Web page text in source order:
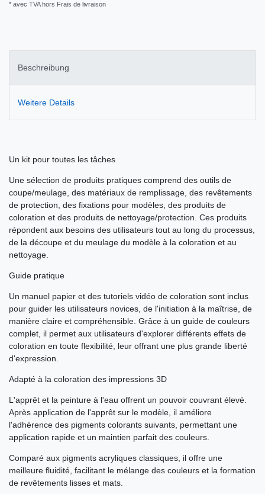
* avec TVA hors Frais de livraison
Beschreibung
Weitere Details
Un kit pour toutes les tâches
Une sélection de produits pratiques comprend des outils de
coupe/meulage, des matériaux de remplissage, des revêtements
de protection, des fixations pour modèles, des produits de
coloration et des produits de nettoyage/protection. Ces produits
répondent aux besoins des utilisateurs tout au long du processus,
de la découpe et du meulage du modèle à la coloration et au
nettoyage.
Guide pratique
Un manuel papier et des tutoriels vidéo de coloration sont inclus
pour guider les utilisateurs novices, de l'initiation à la maîtrise, de
manière claire et compréhensible. Grâce à un guide de couleurs
complet, il permet aux utilisateurs d'explorer différents effets de
coloration en toute flexibilité, leur offrant une plus grande liberté
d'expression.
Adapté à la coloration des impressions 3D
L'apprêt et la peinture à l'eau offrent un pouvoir couvrant élevé.
Après application de l'apprêt sur le modèle, il améliore
l'adhérence des pigments colorants suivants, permettant une
application rapide et un maintien parfait des couleurs.
Comparé aux pigments acryliques classiques, il offre une
meilleure fluidité, facilitant le mélange des couleurs et la formation
de revêtements lisses et mats.